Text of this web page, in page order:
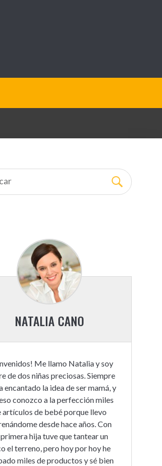
NATALIA CANO
Me llamo Natalia y soy
de dos niñas preciosas. Siempre
encantado la idea de ser mamá, y
conozco a la perfección miles
artículos de bebé porque llevo
desde hace años. Con
hija tuve que tantear un
el terreno, pero hoy por hoy he
miles de productos y sé bien